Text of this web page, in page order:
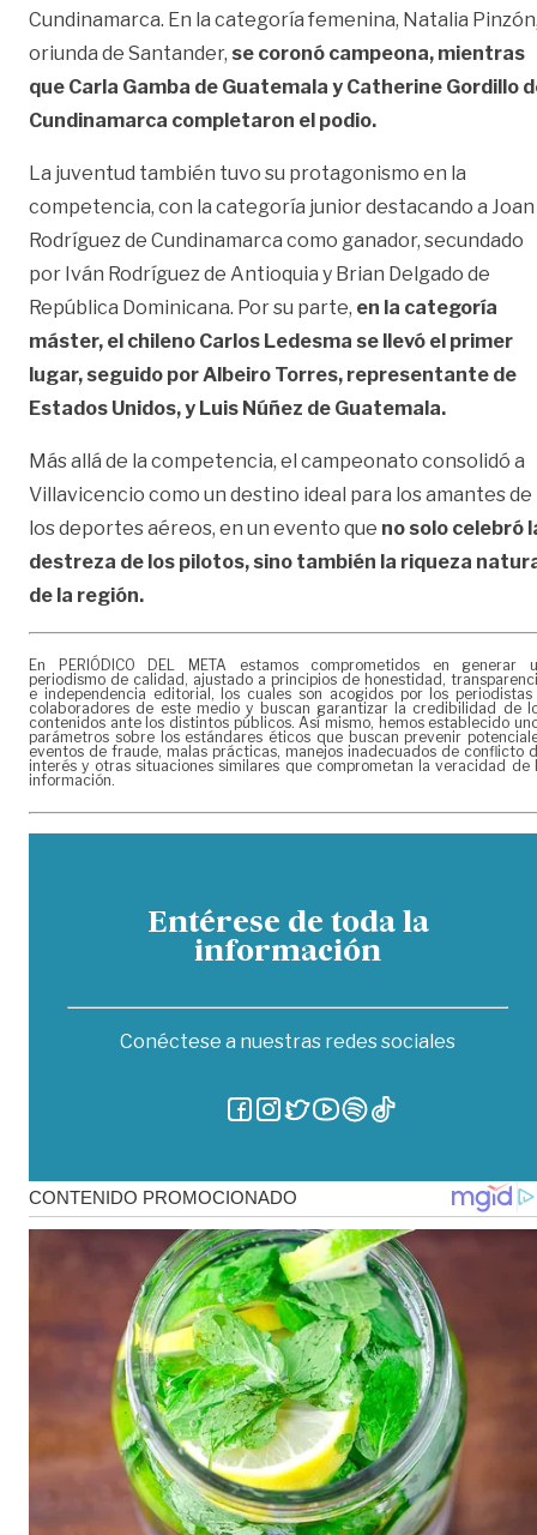
Cundinamarca. En la categoría femenina, Natalia
oriunda de Santander, se coronó campeona, mientras
que Carla Gamba de Guatemala y Catherine Gordillo
Cundinamarca completaron el podio.
La juventud también tuvo su protagonismo en la
competencia, con la categoría junior destacando a Joan
Rodríguez de Cundinamarca como ganador, secundado
por Iván Rodríguez de Antioquia y Brian Delgado de
República Dominicana. Por su parte, en la categoría
máster, el chileno Carlos Ledesma se llevó el primer
lugar, seguido por Albeiro Torres, representante de
Estados Unidos, y Luis Núñez de Guatemala.
Más allá de la competencia, el campeonato consolidó a
Villavicencio como un destino ideal para los amantes de
los deportes aéreos, en un evento que no solo celebró
destreza de los pilotos, sino también la riqueza
de la región.
En PERIÓDICO DEL META estamos comprometidos en generar
periodismo de calidad, ajustado a principios de honestidad,
e independencia editorial, los cuales son acogidos por los periodistas
colaboradores de este medio y buscan garantizar la credibilidad de
contenidos ante los distintos públicos. Así mismo, hemos establecido
parámetros sobre los estándares éticos que buscan prevenir
eventos de fraude, malas prácticas, manejos inadecuados de conflicto
interés y otras situaciones similares que comprometan la veracidad de
información.
Entérese de toda la
información
Conéctese a nuestras redes sociales